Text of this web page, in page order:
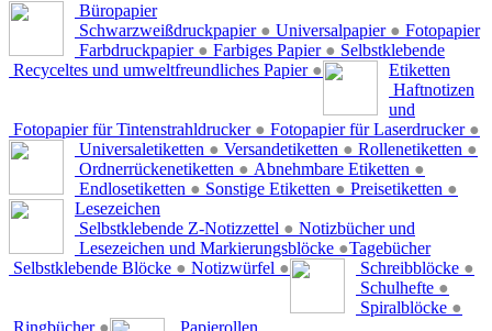
Büropapier
Schwarzweißdruckpapier ● Universalpapier ●
Farbdruckpapier ● Farbiges Papier ●
Recyceltes und umweltfreundliches Papier ●
Fotopapier
Fotopapier für Tintenstrahldrucker ● Fotopapier für Laserdrucker ●
Selbstklebende
Etiketten
Universaletiketten ● Versandetiketten ● Rollenetiketten ●
Ordnerrückenetiketten ● Abnehmbare Etiketten ●
Endlosetiketten ● Sonstige Etiketten ● Preisetiketten ●
Haftnotizen
und
Lesezeichen
Selbstklebende Z-Notizzettel ●
Lesezeichen und Markierungsblöcke ●
Selbstklebende Blöcke ● Notizwürfel ●
Notizbücher und
Tagebücher
Schreibblöcke ●
Schulhefte ●
Spiralblöcke ●
Ringbücher ●
Papierollen